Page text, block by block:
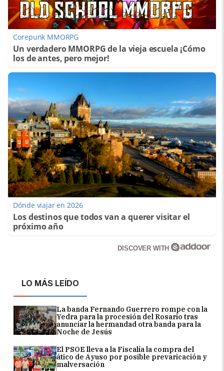
LO MÁS LEÍDO
La banda Fernando Guerrero rompe con la
Yedra para la procesión del Rosario tras
anunciar la hermandad otra banda para la
Noche de Jesús
El PSOE lleva a la Fiscalía la compra del
ático de Ayuso por posible prevaricación y
malversación
Corepunk MMORPG
Un verdadero MMORPG de la vieja escuela ¡Cómo
los de antes, pero mejor!
Dónde viajar en 2026
Los destinos que todos van a querer visitar el
próximo año
DISCOVER WITH